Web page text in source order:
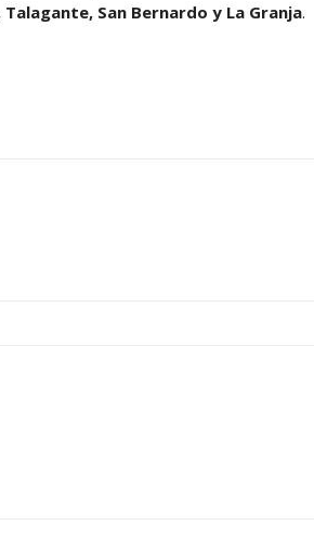
San Bernardo y La Granja.